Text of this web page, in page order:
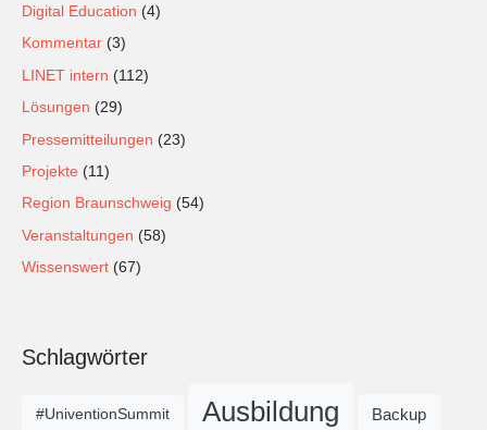
Digital Education (4)
Kommentar (3)
LINET intern (112)
Lösungen (29)
Pressemitteilungen (23)
Projekte (11)
Region Braunschweig (54)
Veranstaltungen (58)
Wissenswert (67)
Schlagwörter
#UniventionSummit Ausbildung Backup